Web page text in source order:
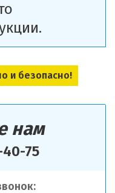
нам
75
и безопасно!